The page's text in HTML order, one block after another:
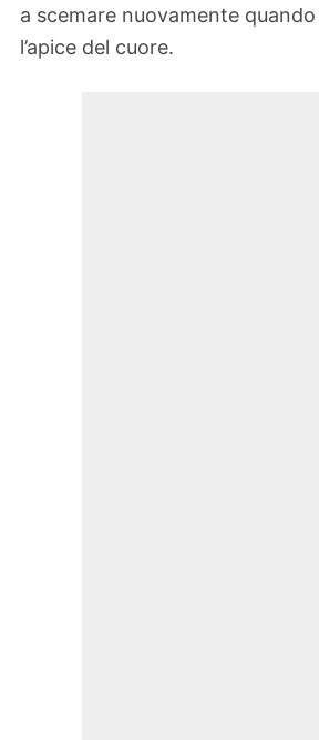
a scemare nuovamente
l’apice del cuore.